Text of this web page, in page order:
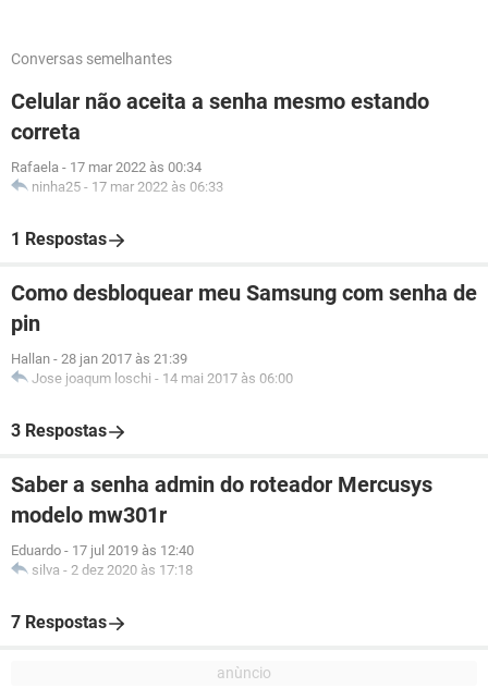
Conversas semelhantes
Celular não aceita a senha mesmo estando
correta
Rafaela - 17 mar 2022 às 00:34
ninha25 - 17 mar 2022 às 06:33
1 Respostas
Como desbloquear meu Samsung com senha de
pin
Hallan - 28 jan 2017 às 21:39
Jose joaqum loschi - 14 mai 2017 às 06:00
3 Respostas
Saber a senha admin do roteador Mercusys
modelo mw301r
Eduardo - 17 jul 2019 às 12:40
silva - 2 dez 2020 às 17:18
7 Respostas